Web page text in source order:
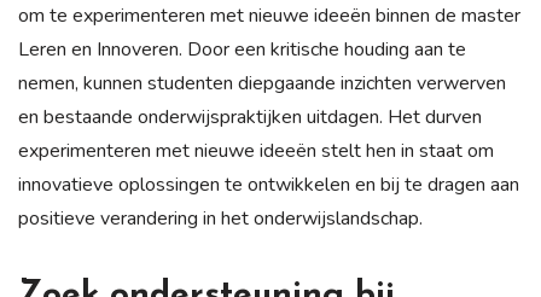
om te experimenteren met nieuwe ideeën binnen de master
Leren en Innoveren. Door een kritische houding aan te
nemen, kunnen studenten diepgaande inzichten verwerven
en bestaande onderwijspraktijken uitdagen. Het durven
experimenteren met nieuwe ideeën stelt hen in staat om
innovatieve oplossingen te ontwikkelen en bij te dragen aan
positieve verandering in het onderwijslandschap.